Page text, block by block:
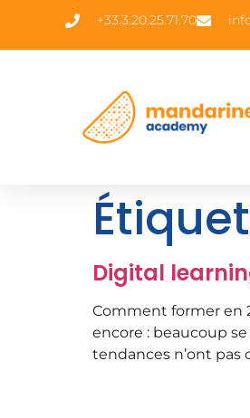
+33.3.20.25.71.70
Digital
Comment former en
encore : beaucoup
tendances n’ont pas